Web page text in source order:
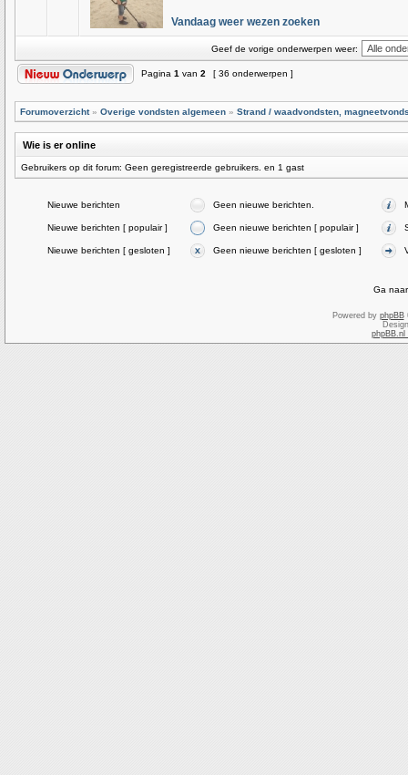
Vandaag weer wezen zoeken
Geef de vorige onderwerpen weer:
Pagina 1 van 2 [ 36 onderwerpen ]
Forumoverzicht» Overige vondsten algemeen » Strand / waadvondsten,
Wie is er online
Gebruikers op dit forum: Geen geregistreerde gebruikers. en 1 gast
Nieuwe berichten Geen nieuwe berichten.
Nieuwe berichten [ populair ] Geen nieuwe berichten [ populair ]
Nieuwe berichten [ gesloten ] Geen nieuwe berichten [ gesloten ]
Ga
Powered by phpBB
phpBB.nl